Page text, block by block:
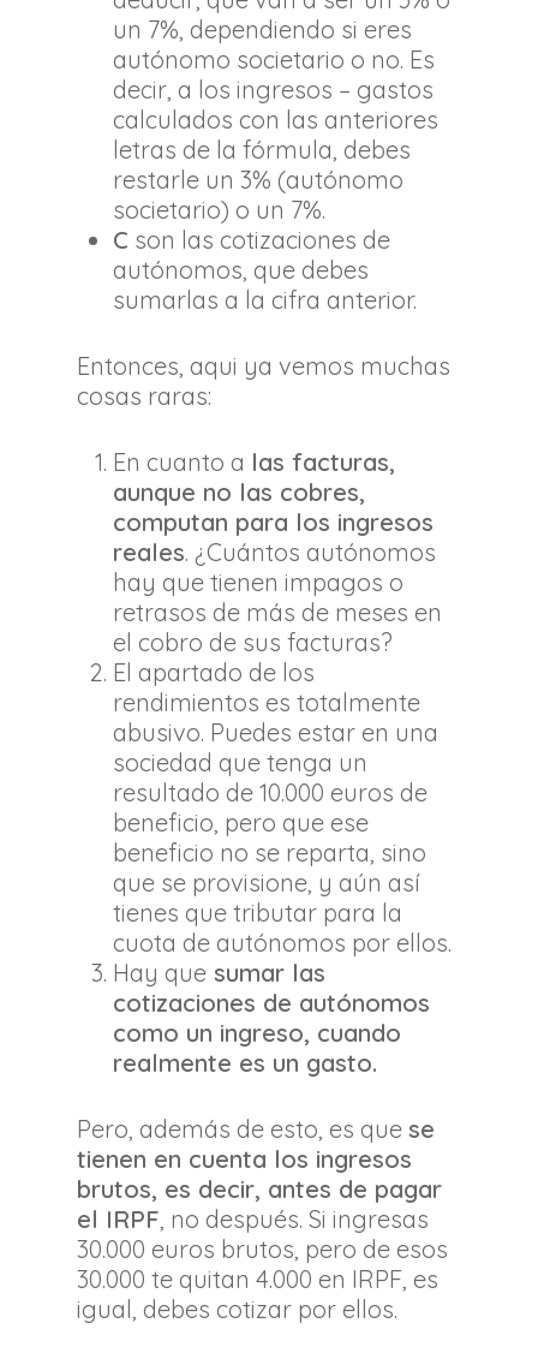
un 7%, dependiendo si eres
autónomo societario o no. Es
decir, a los ingresos – gastos
calculados con las anteriores
letras de la fórmula, debes
restarle un 3% (autónomo
societario) o un 7%.
C son las cotizaciones de
autónomos, que debes
sumarlas a la cifra anterior.
Entonces, aqui ya vemos muchas
cosas raras:
En cuanto a las facturas,
aunque no las cobres,
computan para los ingresos
reales. ¿Cuántos autónomos
hay que tienen impagos o
retrasos de más de meses en
el cobro de sus facturas?
El apartado de los
rendimientos es totalmente
abusivo. Puedes estar en una
sociedad que tenga un
resultado de 10.000 euros de
beneficio, pero que ese
beneficio no se reparta, sino
que se provisione, y aún así
tienes que tributar para la
cuota de autónomos por ellos.
Hay que sumar las
cotizaciones de autónomos
como un ingreso, cuando
realmente es un gasto.
Pero, además de esto, es que se
tienen en cuenta los ingresos
brutos, es decir, antes de pagar
el IRPF, no después. Si ingresas
30.000 euros brutos, pero de esos
30.000 te quitan 4.000 en IRPF, es
igual, debes cotizar por ellos.